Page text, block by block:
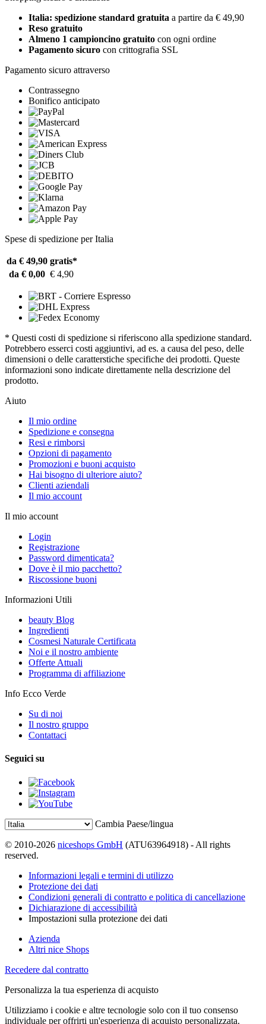
Italia: spedizione standard gratuita a partire da € 49,90
Reso gratuito
Almeno 1 campioncino gratuito con ogni ordine
Pagamento sicuro con crittografia SSL
Pagamento sicuro attraverso
Contrassegno
Bonifico anticipato
Spese di spedizione per Italia
da € 49,90 gratis*
da € 0,00 € 4,90
* Questi costi di spedizione si riferiscono alla spedizione standard.
Potrebbero esserci costi aggiuntivi, ad es. a causa del peso, delle
dimensioni o delle caratterstiche specifiche dei prodotti. Queste
informazioni sono indicate direttamente nella descrizione del
prodotto.
Aiuto
Il mio ordine
Spedizione e consegna
Resi e rimborsi
Opzioni di pagamento
Promozioni e buoni acquisto
Hai bisogno di ulteriore aiuto?
Clienti aziendali
Il mio account
Il mio account
Login
Registrazione
Password dimenticata?
Dove è il mio pacchetto?
Riscossione buoni
Informazioni Utili
beauty Blog
Ingredienti
Cosmesi Naturale Certificata
Noi e il nostro ambiente
Offerte Attuali
Programma di affiliazione
Info Ecco Verde
Su di noi
Il nostro gruppo
Contattaci
Seguici su
Cambia Paese/lingua
© 2010-2026 niceshops GmbH (ATU63964918) - All rights
reserved.
Informazioni legali e termini di utilizzo
Protezione dei dati
Condizioni generali di contratto e politica di cancellazione
Dichiarazione di accessibilità
Impostazioni sulla protezione dei dati
Azienda
Altri nice Shops
Recedere dal contratto
Personalizza la tua esperienza di acquisto
Utilizziamo i cookie e altre tecnologie solo con il tuo consenso
individuale per offrirti un'esperienza di acquisto personalizzata.